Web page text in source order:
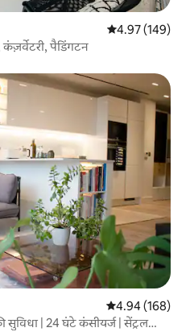
औसत रेटिंग 5 में से
4.97 (149)
पैडिंगटन
औसत रेटिंग 5 में से
4.94 (168)
| 24 घंटे कंसीयर्ज | सेंट्रल